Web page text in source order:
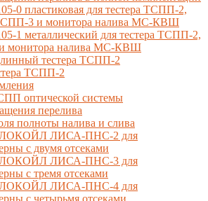
0 пластиковая для тестера ТСПП-2,
3 и монитора налива МС-КВШ
1 металлический для тестера ТСПП-2,
монитора налива МС-КВШ
тестера ТСПП-2
ТСПП-2
оптической системы
перелива
полноты налива и слива
ЛОКОЙЛ ЛИСА-ПНС-2 для
с двумя отсеками
ЛОКОЙЛ ЛИСА-ПНС-3 для
с тремя отсеками
ЛОКОЙЛ ЛИСА-ПНС-4 для
с четырьмя отсеками